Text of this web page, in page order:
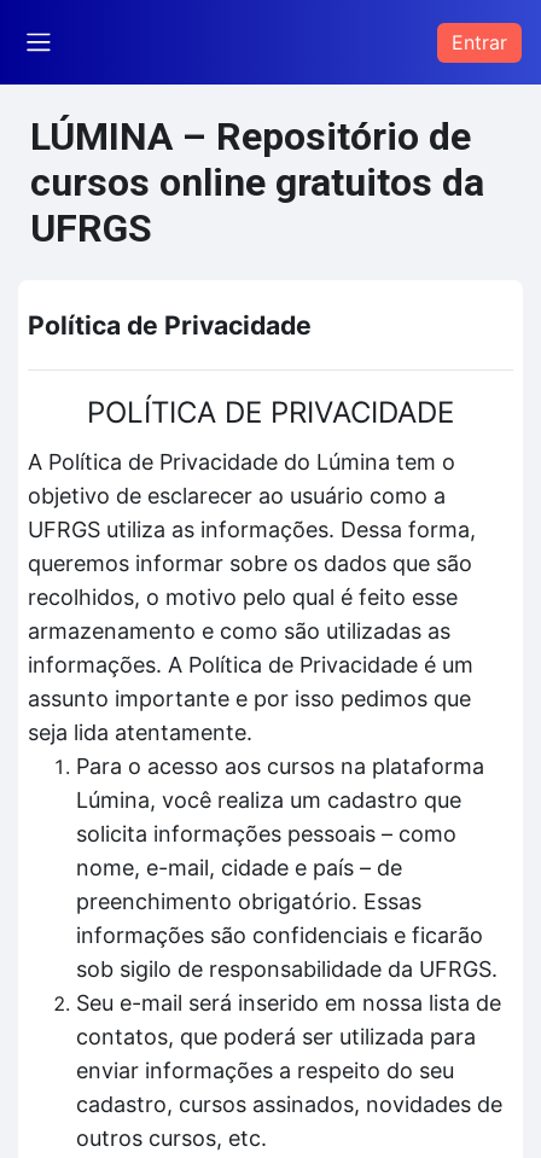
Entrar
LÚMINA – Repositório de
cursos online gratuitos da
UFRGS
Política de Privacidade
POLÍTICA DE PRIVACIDADE
A Política de Privacidade do Lúmina tem o
objetivo de esclarecer ao usuário como a
UFRGS utiliza as informações. Dessa forma,
queremos informar sobre os dados que são
recolhidos, o motivo pelo qual é feito esse
armazenamento e como são utilizadas as
informações. A Política de Privacidade é um
assunto importante e por isso pedimos que
seja lida atentamente.
Para o acesso aos cursos na plataforma
Lúmina, você realiza um cadastro que
solicita informações pessoais – como
nome, e-mail, cidade e país – de
preenchimento obrigatório. Essas
informações são confidenciais e ficarão
sob sigilo de responsabilidade da UFRGS.
Seu e-mail será inserido em nossa lista de
contatos, que poderá ser utilizada para
enviar informações a respeito do seu
cadastro, cursos assinados, novidades de
outros cursos, etc.